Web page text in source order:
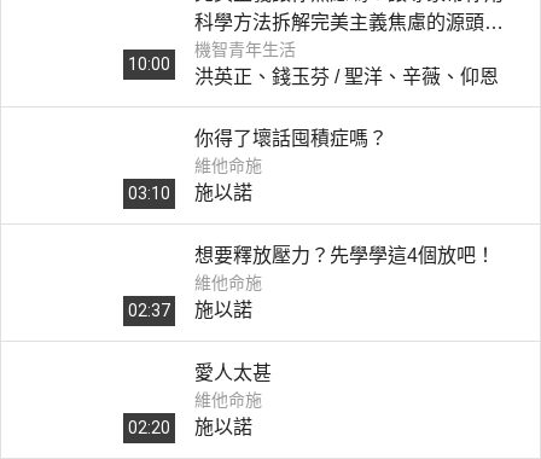
10:00
科學方法拆解完美主義焦慮的源頭，
讓事情得到完美結局｜《解放你的完
美主義》
機智青年生活
洪英正、錢玉芬 / 聖洋、辛薇、仰恩
03:10
你得了壞話囤積症嗎？
維他命施
施以諾
02:37
想要釋放壓力？先學學這4個放吧！
維他命施
施以諾
02:20
愛人太甚
維他命施
施以諾